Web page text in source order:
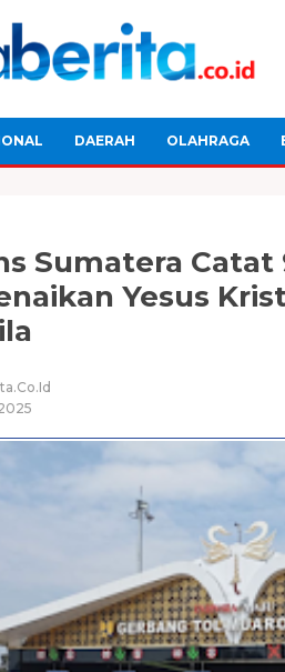
DAERAH OLAHRAGA
Sumatera Catat
Yesus